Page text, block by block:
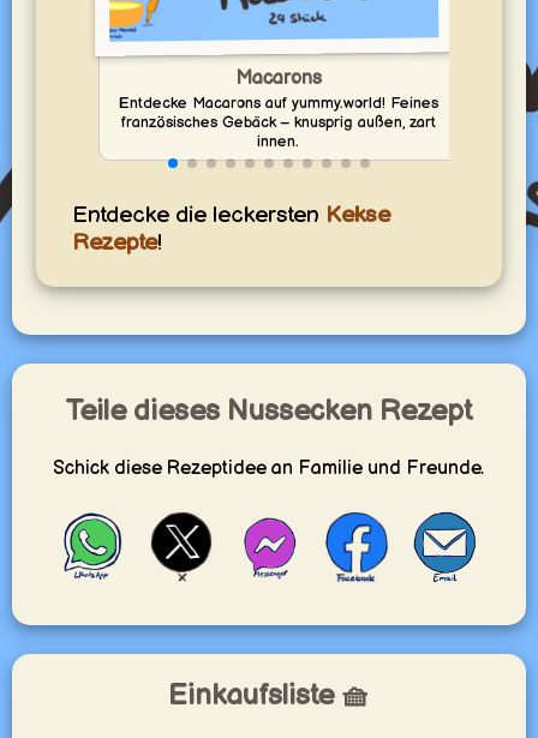
Macarons
Entdecke Macarons auf yummy.world! Feines
französisches Gebäck – knusprig außen, zart
innen.
Entdecke die leckersten Kekse
Rezepte!
Teile dieses Nussecken Rezept
Schick diese Rezeptidee an Familie und Freunde.
Einkaufsliste 🧺